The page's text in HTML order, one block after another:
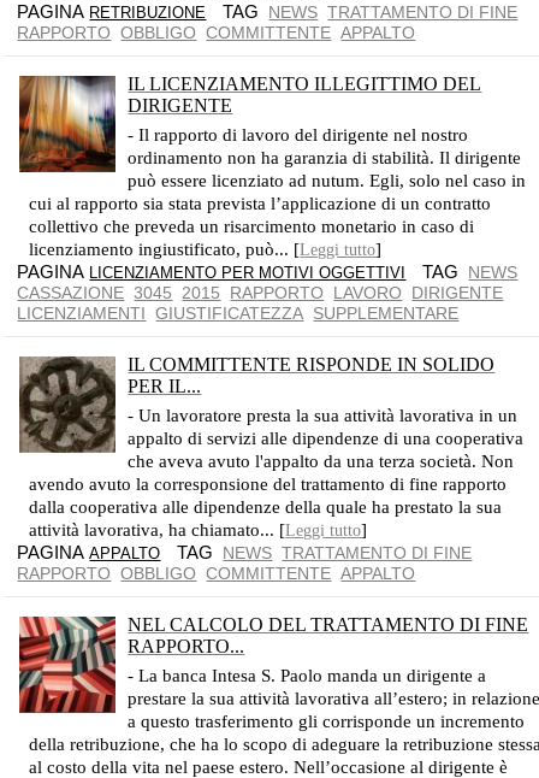
PAGINA RETRIBUZIONE TAG NEWS TRATTAMENTO DI FINE
RAPPORTO OBBLIGO COMMITTENTE APPALTO
IL LICENZIAMENTO ILLEGITTIMO DEL
DIRIGENTE
- Il rapporto di lavoro del dirigente nel nostro
ordinamento non ha garanzia di stabilità. Il dirigente
può essere licenziato ad nutum. Egli, solo nel caso in
cui al rapporto sia stata prevista l’applicazione di un contratto
collettivo che preveda un risarcimento monetario in caso di
licenziamento ingiustificato, può... [Leggi tutto]
PAGINA LICENZIAMENTO PER MOTIVI OGGETTIVI TAG NEWS
CASSAZIONE 3045 2015 RAPPORTO LAVORO
DIRIGENTE
LICENZIAMENTI GIUSTIFICATEZZA SUPPLEMENTARE
IL COMMITTENTE RISPONDE IN SOLIDO
PER IL...
- Un lavoratore presta la sua attività lavorativa in un
appalto di servizi alle dipendenze di una cooperativa
che aveva avuto l'appalto da una terza società. Non
avendo avuto la corresponsione del trattamento di fine rapporto
dalla cooperativa alle dipendenze della quale ha prestato la sua
attività lavorativa, ha chiamato... [Leggi tutto]
PAGINAAPPALTO TAG NEWS TRATTAMENTO DI FINE
RAPPORTO OBBLIGO COMMITTENTE APPALTO
NEL CALCOLO DEL TRATTAMENTO DI FINE
RAPPORTO...
- La banca Intesa S. Paolo manda un dirigente a
prestare la sua attività lavorativa all’estero; in
a questo trasferimento gli corrisponde un incremento
della retribuzione, che ha lo scopo di adeguare la retribuzione
al costo della vita nel paese estero. Nell’occasione al dirigente è